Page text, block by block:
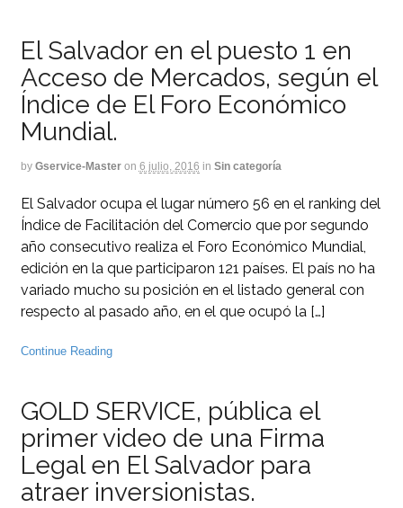
El Salvador en el puesto 1 en
Acceso de Mercados, según el
Índice de El Foro Económico
Mundial.
by Gservice-Master on 6 julio, 2016 in Sin categoría
El Salvador ocupa el lugar número 56 en el ranking del
Índice de Facilitación del Comercio que por segundo
año consecutivo realiza el Foro Económico Mundial,
edición en la que participaron 121 países. El país no ha
variado mucho su posición en el listado general con
respecto al pasado año, en el que ocupó la […]
Continue Reading
GOLD SERVICE, pública el
primer video de una Firma
Legal en El Salvador para
atraer inversionistas.